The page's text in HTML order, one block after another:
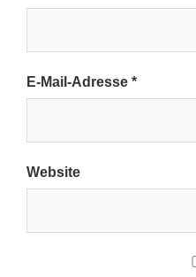
E-Mail-Adresse *
Website